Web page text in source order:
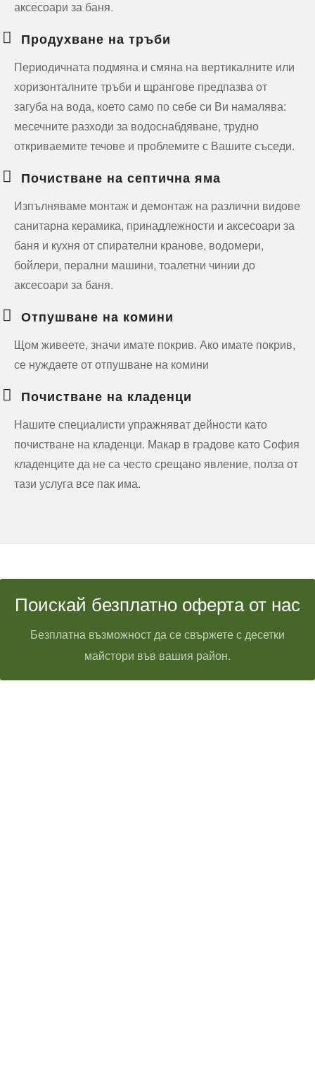
аксесоари за баня.
Продухване на тръби
Периодичната подмяна и смяна на вертикалните или
хоризонталните тръби и щрангове предпазва от
загуба на вода, което само по себе си Ви намалява:
месечните разходи за водоснабдяване, трудно
откриваемите течове и проблемите с Вашите съседи.
Почистване на септична яма
Изпълняваме монтаж и демонтаж на различни видове
санитарна керамика, принадлежности и аксесоари за
баня и кухня от спирателни кранове, водомери,
бойлери, перални машини, тоалетни чинии до
аксесоари за баня.
Отпушване на комини
Щом живеете, значи имате покрив. Ако имате покрив,
се нуждаете от отпушване на комини
Почистване на кладенци
Нашите специалисти упражняват дейности като
почистване на кладенци. Макар в градове като София
кладенците да не са често срещано явление, полза от
тази услуга все пак има.
Поискай безплатно оферта от нас
Безплатна възможност да се свържете с десетки
майстори във вашия район.